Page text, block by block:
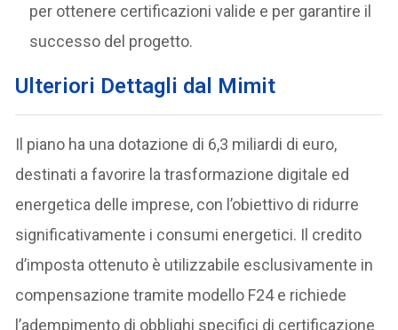
per ottenere certificazioni valide e per garantire il
successo del progetto.
Ulteriori Dettagli dal Mimit
Il piano ha una dotazione di 6,3 miliardi di euro,
destinati a favorire la trasformazione digitale ed
energetica delle imprese, con l’obiettivo di ridurre
significativamente i consumi energetici. Il credito
d’imposta ottenuto è utilizzabile esclusivamente in
compensazione tramite modello F24 e richiede
l’adempimento di obblighi specifici di certificazione